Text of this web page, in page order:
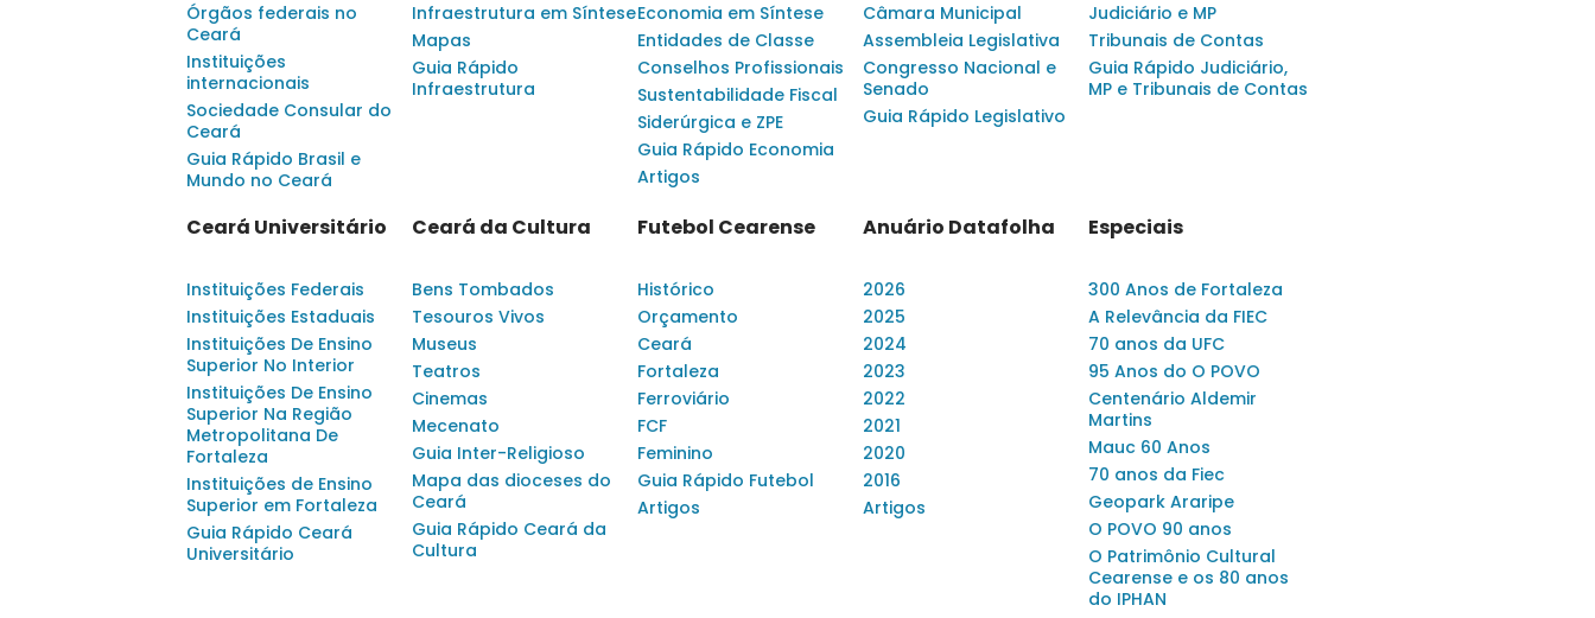
Órgãos federais no
Ceará
Instituições
internacionais
Sociedade Consular do
Ceará
Guia Rápido Brasil e
Mundo no Ceará
Infraestrutura em Síntese
Mapas
Guia Rápido
Infraestrutura
Economia em Síntese
Entidades de Classe
Conselhos Profissionais
Sustentabilidade Fiscal
Siderúrgica e ZPE
Guia Rápido Economia
Artigos
Câmara Municipal
Assembleia Legislativa
Congresso Nacional e
Senado
Guia Rápido Legislativo
Judiciário e MP
Tribunais de Contas
Guia Rápido Judiciário,
MP e Tribunais de Contas
Ceará Universitário
Instituições Federais
Instituições Estaduais
Instituições De Ensino
Superior No Interior
Instituições De Ensino
Superior Na Região
Metropolitana De
Fortaleza
Instituições de Ensino
Superior em Fortaleza
Guia Rápido Ceará
Universitário
Ceará da Cultura
Bens Tombados
Tesouros Vivos
Museus
Teatros
Cinemas
Mecenato
Guia Inter-Religioso
Mapa das dioceses do
Ceará
Guia Rápido Ceará da
Cultura
Futebol Cearense
Histórico
Orçamento
Ceará
Fortaleza
Ferroviário
FCF
Feminino
Guia Rápido Futebol
Artigos
Anuário Datafolha
2026
2025
2024
2023
2022
2021
2020
2016
Artigos
Especiais
300 Anos de Fortaleza
A Relevância da FIEC
70 anos da UFC
95 Anos do O POVO
Centenário Aldemir
Martins
Mauc 60 Anos
70 anos da Fiec
Geopark Araripe
O POVO 90 anos
O Patrimônio Cultural
Cearense e os 80 anos
do IPHAN